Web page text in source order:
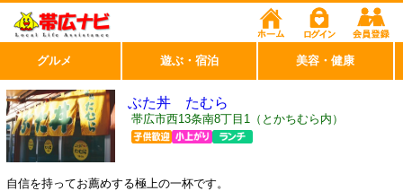
ぶた丼 たむら
帯広市西13条南8丁目1（とかちむら内）
自信を持ってお薦めする極上の一杯です。
グルメ 遊ぶ・宿泊 美容・健康